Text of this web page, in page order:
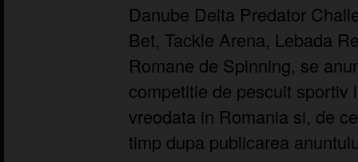
Danube Delta Predator
Bet, Tackle Arena, Lebada
Romane de Spinning, se
competitie de pescuit sportiv
vreodata in Romania si, de
timp dupa publicarea